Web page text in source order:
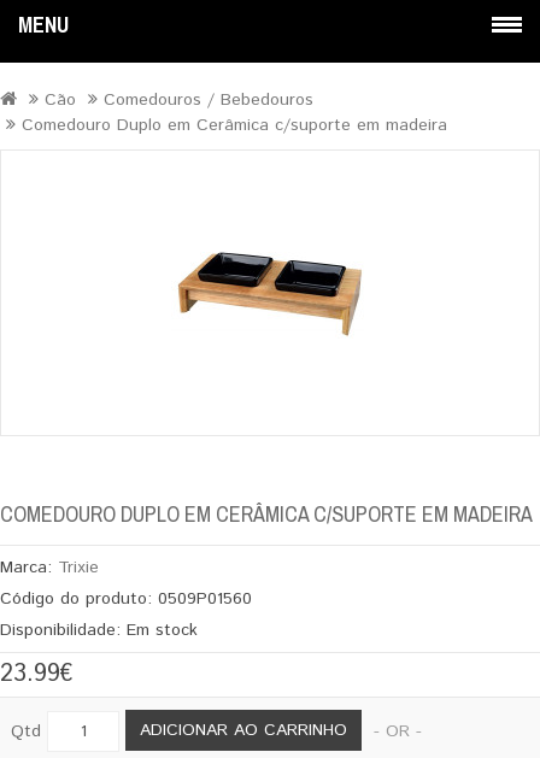
MENU
Cão
Comedouros / Bebedouros
Comedouro Duplo em Cerâmica c/suporte em madeira
COMEDOURO DUPLO EM CERÂMICA C/SUPORTE EM MADEIRA
Marca: Trixie
Código do produto: 0509P01560
Disponibilidade: Em stock
23.99€
Qtd ADICIONAR AO CARRINHO
- OR -